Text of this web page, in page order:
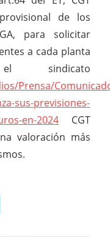
de los
para solicitar
a cada planta
Prensa/
sus-previsiones-
en-2024 CGT
valoración más